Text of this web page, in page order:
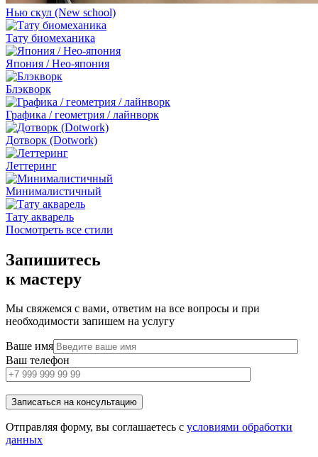
Нью скул (New school)
Тату биомеханика
Япония / Нео-япония
Блэкворк
Графика / геометрия / лайнворк
Дотворк (Dotwork)
Леттеринг
Минималистичный
Тату акварель
Посмотреть все стили
Запишитесь
к мастеру
Мы свяжемся с вами, ответим на все вопросы и при
необходимости запишем на услугу
Ваше имя
Ваш телефон
Отправляя форму, вы соглашаетесь с условиями обработки
данных